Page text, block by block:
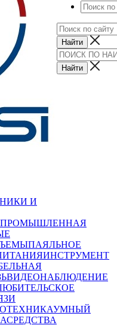
И
ПРОМЫШЛЕННАЯ
ПАЯЛЬНОЕ
ИНСТРУМЕНТ
ВИДЕОНАБЛЮДЕНИЕ
УМНЫЙ
СРЕДСТВА